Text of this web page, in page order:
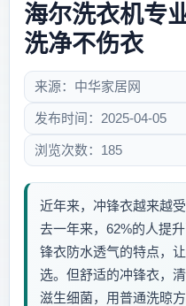
海尔洗衣机专
洗净不伤衣
来源：中华家居网
发布时间：2025-04-05
浏览次数：185
近年来，冲锋衣越来越
去一年来，62%的人提
锋衣防水透气的特点，
选。但舒适的冲锋衣，
滋生细菌，用普通洗晾